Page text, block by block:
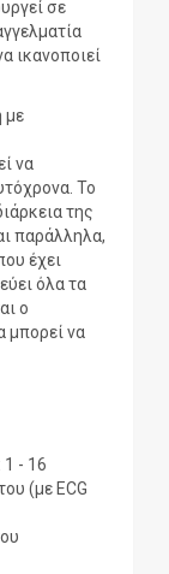
σε
ικανοποιεί
με
να
Το
της
παράλληλα,
έχει
όλα τα
ο
μπορεί να
- 16
(με ECG